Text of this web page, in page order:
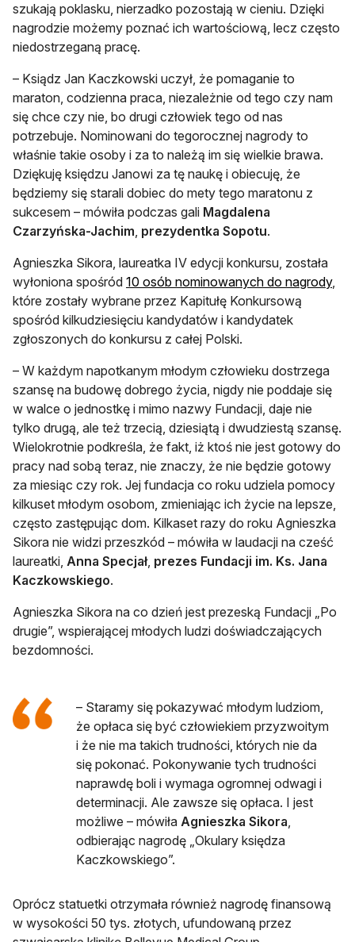
szukają poklasku, nierzadko pozostają w cieniu. Dzięki
nagrodzie możemy poznać ich wartościową, lecz często
niedostrzeganą pracę.
– Ksiądz Jan Kaczkowski uczył, że pomaganie to
maraton, codzienna praca, niezależnie od tego czy nam
się chce czy nie, bo drugi człowiek tego od nas
potrzebuje. Nominowani do tegorocznej nagrody to
właśnie takie osoby i za to należą im się wielkie brawa.
Dziękuję księdzu Janowi za tę naukę i obiecuję, że
będziemy się starali dobiec do mety tego maratonu z
sukcesem – mówiła podczas gali Magdalena
Czarzyńska-Jachim, prezydentka Sopotu.
Agnieszka Sikora, laureatka IV edycji konkursu, została
wyłoniona spośród 10 osób nominowanych do nagrody,
które zostały wybrane przez Kapitułę Konkursową
spośród kilkudziesięciu kandydatów i kandydatek
zgłoszonych do konkursu z całej Polski.
– W każdym napotkanym młodym człowieku dostrzega
szansę na budowę dobrego życia, nigdy nie poddaje się
w walce o jednostkę i mimo nazwy Fundacji, daje nie
tylko drugą, ale też trzecią, dziesiątą i dwudziestą szansę.
Wielokrotnie podkreśla, że fakt, iż ktoś nie jest gotowy do
pracy nad sobą teraz, nie znaczy, że nie będzie gotowy
za miesiąc czy rok. Jej fundacja co roku udziela pomocy
kilkuset młodym osobom, zmieniając ich życie na lepsze,
często zastępując dom. Kilkaset razy do roku Agnieszka
Sikora nie widzi przeszkód – mówiła w laudacji na cześć
laureatki, Anna Specjał, prezes Fundacji im. Ks. Jana
Kaczkowskiego.
Agnieszka Sikora na co dzień jest prezeską Fundacji „Po
drugie”, wspierającej młodych ludzi doświadczających
bezdomności.
– Staramy się pokazywać młodym ludziom,
że opłaca się być człowiekiem przyzwoitym
i że nie ma takich trudności, których nie da
się pokonać. Pokonywanie tych trudności
naprawdę boli i wymaga ogromnej odwagi i
determinacji. Ale zawsze się opłaca. I jest
możliwe – mówiła Agnieszka Sikora,
odbierając nagrodę „Okulary księdza
Kaczkowskiego”.
Oprócz statuetki otrzymała również nagrodę finansową
w wysokości 50 tys. złotych, ufundowaną przez